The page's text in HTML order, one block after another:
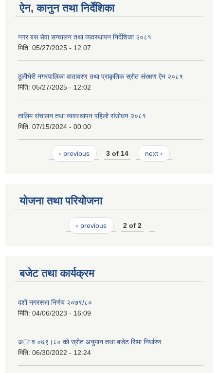
ऐन, कानुन तथा निर्देशिका
नगर बस सेवा सन्चालन तथा व्यवस्थापन निर्देशिका २०८१
मिति: 05/27/2025 - 12:07
ठूलीभेरी नगरपालिका वातावरण तथा प्राकृतिक स्रोत संरक्षण ऐन २०८१
मिति: 05/27/2025 - 12:02
तालिम संचालन तथा व्यवस्थापन पहिलो संसोधन २०८१
मिति: 07/15/2024 - 00:00
‹ previous 3 of 14 next ›
योजना तथा परियोजना
‹ previous 2 of 2
बजेट तथा कार्यक्रम
दशाैं नगरसभा निर्णय २०७९/८०
मिति: 04/06/2023 - 16:09
अा व ०७९।८० काे स्राेत अनुमान तथा बजेट सिमा निर्धारण
मिति: 06/30/2022 - 12:24